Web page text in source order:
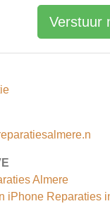
Almere
iPhone Reparaties
Verstuur